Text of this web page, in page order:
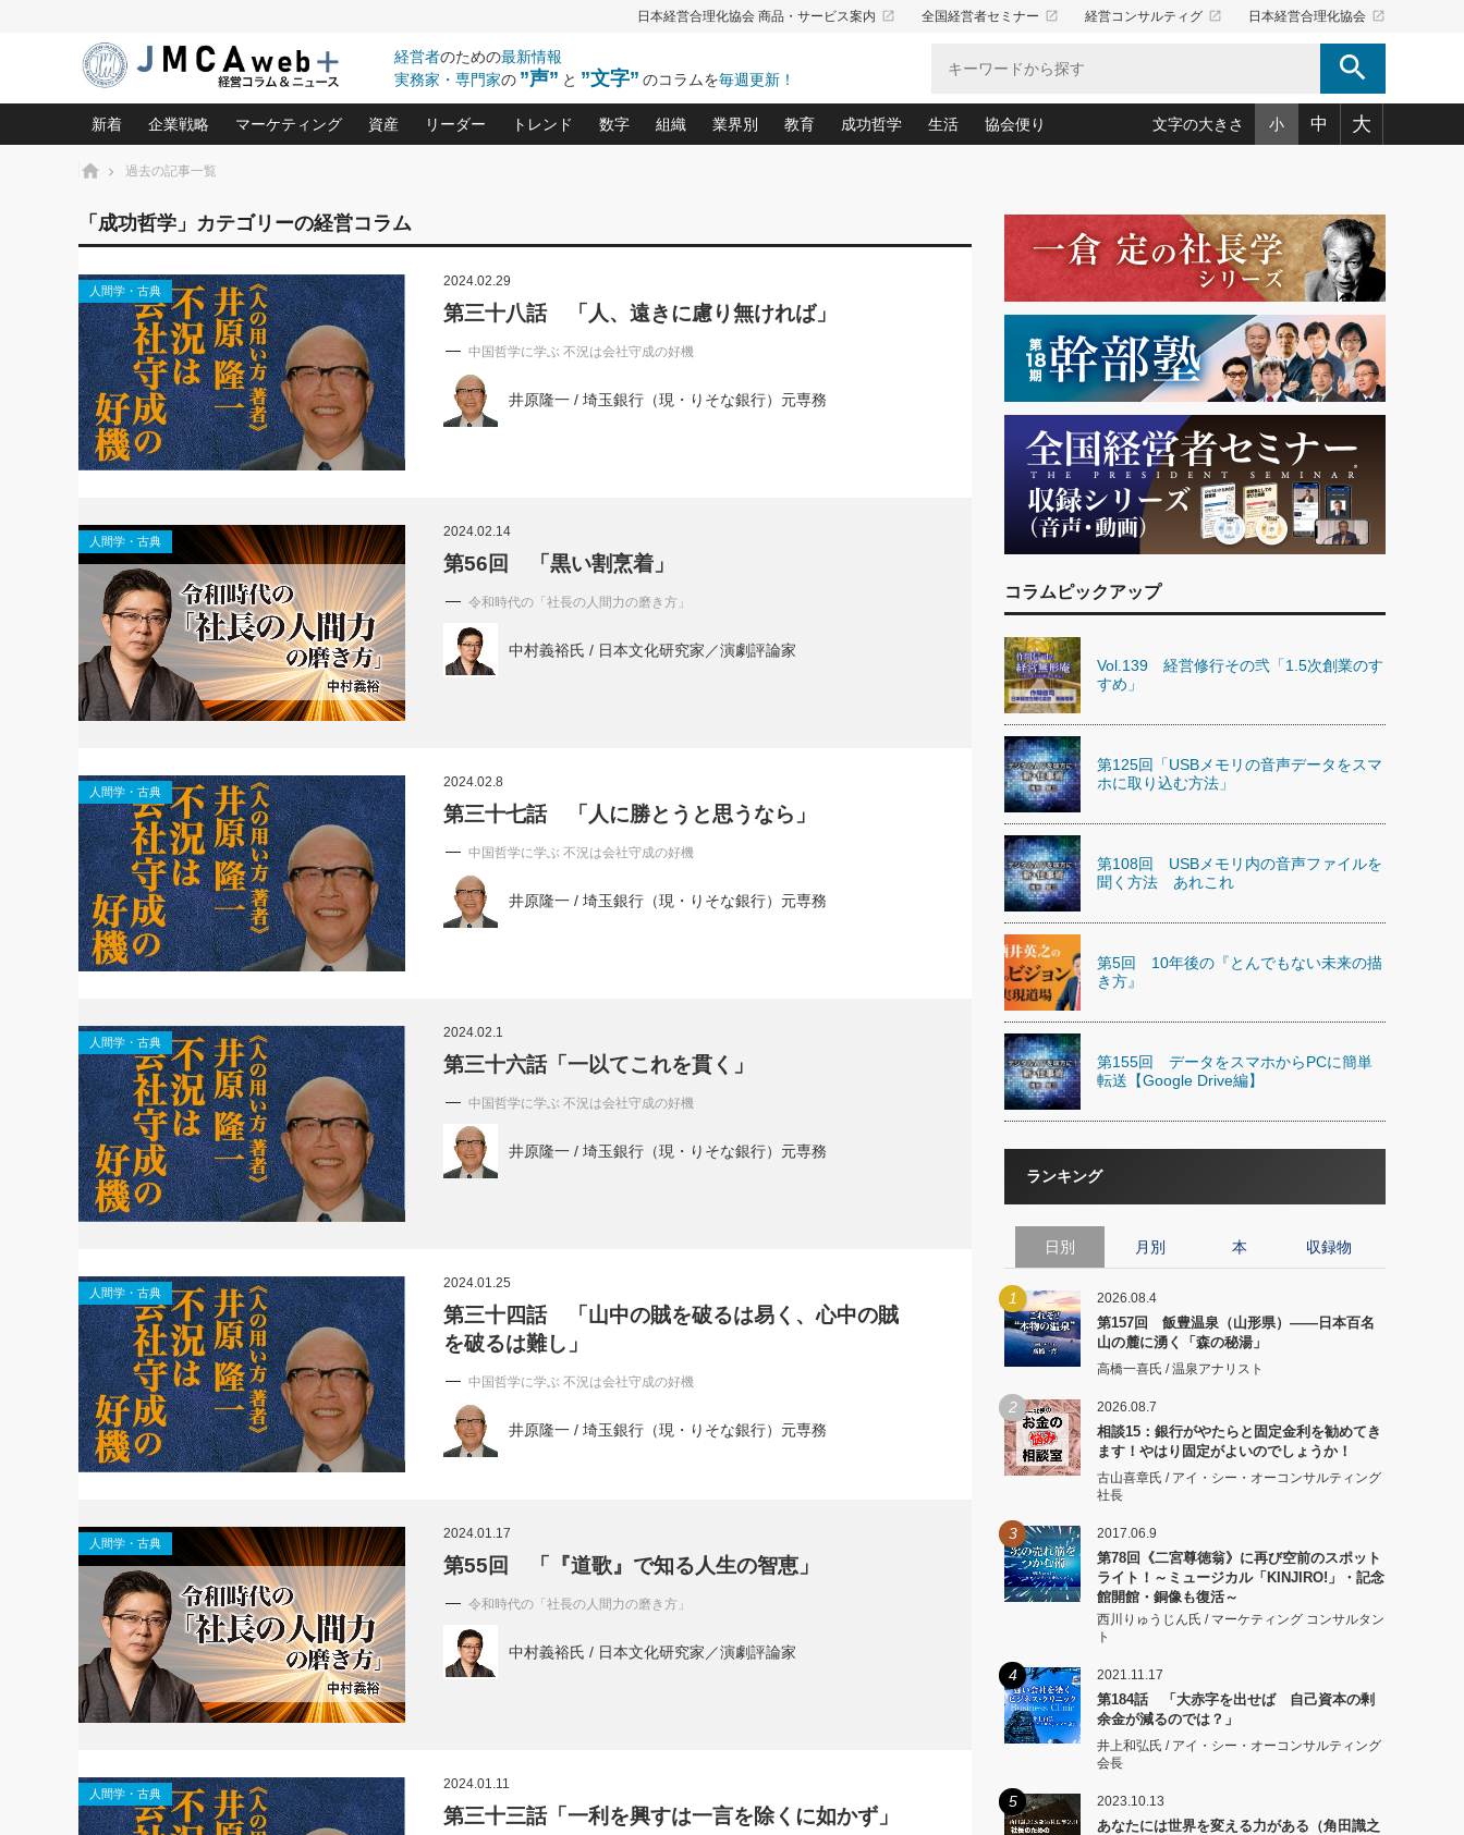
日本経営合理化協会 商品・サービス案内 launch 全国経営者セミナー launch 経営コンサルティグ launch 日本経営合理化協会 launch
経営者のための最新情報
実務家・専門家の ”声” と ”文字” のコラムを毎週更新！ search
新着
2026.08.7
相談15：銀行がやたらと固定金
利を勧めてきます！やはり固定
がよいのでしょうか！
2026.08.7
第153回「内需企業があっとい
う間にグローバル成長企業に」
FOOD & LIFE COMPANIES
2026.08.5
2026.08.5
第86回 「言葉狩り」
もっとみる
企業戦略
中小企業の「１位づくり」戦略(96)
利益を最大化する「業務改善」横田尚哉氏(5)
強い会社を築く ビジネス・クリニック(240)
日本レーザー「人を大切にしながら利益を上げる経営」の極意
(3)
武器としてのM&A入門(3)
社長のための“儲かる通販”戦略視点(151)
継続経営 百話百行(85)
マーケティング
ネット戦略成功の秘訣 圧倒的に儲かる仕組みづくり講座(12)
ビジネスを一瞬で制する！一流グローバル経営者は知ってい
ロングセラーの玉手箱(9)
大復活＆快進撃！ユニバーサルスタジオジャパンの成功要因と
は(5)
最高の自分を表現する 成功イメージ戦略(77)
酒井光雄 成功事例に学ぶ繁栄企業のブランド戦略(39)
資産
あなたの会社と資産を守る一手(171)
どうなる金融業界(39)
中国経済の最新動向(204)
事業承継の前に、決めておきたい、知っておきたい、やってお
きたいコト(12)
会社と社長のための資産管理講座(95)
深読み企業分析(153)
リーダー
ビジネスリーダー×次の一手「牟田太陽の社長業ネクスト」
ピョートル・F・グジバチの『経営戦略の新常識』(12)
朝礼・会議での「社長の３分間スピーチ」ネタ帳(159)
楠木建の「経営知になる考え方」(57)
酒井英之の社長のビジョン実現道場(10)
トレンド
北村森の「今月のヒット商品」(109)
数字
おカネが残る決算書にするために、やっておきたいこと(34)
強い決算書の会社はココが違う！(36)
損益分岐点を下げる、Ｐ／Ｌ不況時代の新戦略(12)
新・会計経営と実学(37)
組織
中小企業の新たな法律リスク(178)
賃金決定の定石(68)
顧客・社員・社会から支持される「ウェルビーイング経営入
業界別
売れる住宅を創る 100の視点(100)
柿内幸夫─社長のための現場改善(174)
教育
あなただからお願いしたいと思われる 気配りの達人(127)
クレーム対応の新知識と新常識(57)
デキル社員に育てる！ 社員教育の決め手(203)
東川鷹年の「中小企業の人育て」(38)
業績アップにつながる！ワンランク上の手紙・メール術(100)
成功哲学
中国哲学に学ぶ 不況は会社守成の好機(38)
令和時代の「社長の人間力の磨き方」(86)
先人の名句名言の教え 東洋思想に学ぶ経営学(132)
経営に活かす“十八史略”(30)
生活
おのころ心平の ──社長のための「か・ら・だマネジメント」
デジタルＡＶを味方に！新・仕事術(180)
リーダー脳の鍛え方(32)
ワインを楽しむ基礎レッスン(12)
必読！社長が読むべき今月の4冊(88)
眼と耳で楽しむ読書術(162)
社長の「氣」(30)
米国スポーツ・ビジネスに学ぶ心理学(98)
高橋一喜の『これぞ！"本物の温泉"』(157)
協会便り
「愛読者通信」著者インタビュー(44)
ビジネス見聞録 経営ニュース(100)
作間信司の経営無形庵(けいえいむぎょうあん)(166)
繁栄への着眼点 牟田太陽(76)
講話を聞いて学ぼう 実学・耳学・磨く「ミミガク」のすすめ
(7)
文字の大きさ 小 中 大
ホーム 過去の記事一覧
「成功哲学」カテゴリーの経営コラム
人間学・古典
2024.02.29
第三十八話 「人、遠きに慮り無ければ」
中国哲学に学ぶ 不況は会社守成の好機
井原隆一 / 埼玉銀行（現・りそな銀行）元専務
人間学・古典
2024.02.14
第56回 「黒い割烹着」
令和時代の「社長の人間力の磨き方」
中村義裕氏 / 日本文化研究家／演劇評論家
人間学・古典
2024.02.8
第三十七話 「人に勝とうと思うなら」
中国哲学に学ぶ 不況は会社守成の好機
井原隆一 / 埼玉銀行（現・りそな銀行）元専務
人間学・古典
2024.02.1
第三十六話「一以てこれを貫く」
中国哲学に学ぶ 不況は会社守成の好機
井原隆一 / 埼玉銀行（現・りそな銀行）元専務
人間学・古典
2024.01.25
第三十四話 「山中の賊を破るは易く、心中の賊
を破るは難し」
中国哲学に学ぶ 不況は会社守成の好機
井原隆一 / 埼玉銀行（現・りそな銀行）元専務
人間学・古典
2024.01.17
第55回 「『道歌』で知る人生の智恵」
令和時代の「社長の人間力の磨き方」
中村義裕氏 / 日本文化研究家／演劇評論家
人間学・古典
2024.01.11
第三十三話「一利を興すは一言を除くに如かず」
コラムピックアップ
Vol.139 経営修行その弐「1.5次創業のす
すめ」
第125回「USBメモリの音声データをスマ
ホに取り込む方法」
第108回 USBメモリ内の音声ファイルを
聞く方法 あれこれ
第5回 10年後の『とんでもない未来の描
き方』
第155回 データをスマホからPCに簡単
転送【Google Drive編】
ランキング
日別 月別 本 収録物
1 2026.08.4
第157回 飯豊温泉（山形県）――日本百名
山の麓に湧く「森の秘湯」
高橋一喜氏 / 温泉アナリスト
2 2026.08.7
相談15：銀行がやたらと固定金利を勧めてき
ます！やはり固定がよいのでしょうか！
古山喜章氏 / アイ・シー・オーコンサルティング
社長
3 2017.06.9
第78回《二宮尊徳翁》に再び空前のスポット
ライト！～ミュージカル「KINJIRO!」・記念
館開館・銅像も復活～
西川りゅうじん氏 / マーケティング コンサルタン
ト
4 2021.11.17
第184話 「大赤字を出せば 自己資本の剰
余金が減るのでは？」
井上和弘氏 / アイ・シー・オーコンサルティング
会長
5 2023.10.13
あなたには世界を変える力がある（角田識之